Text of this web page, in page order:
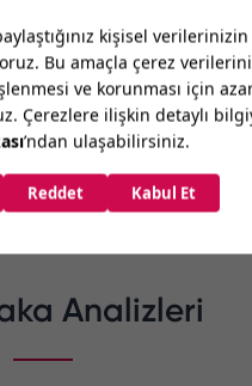
son 1 senelik
Analizleri